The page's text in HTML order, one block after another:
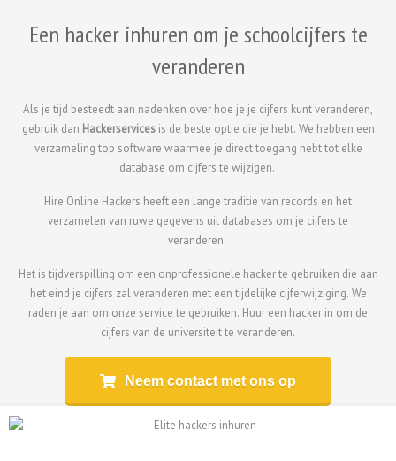
Een hacker inhuren om je schoolcijfers te
veranderen
Als je tijd besteedt aan nadenken over hoe je je cijfers kunt veranderen,
gebruik dan Hackerservicesis de beste optie die je hebt. We hebben een
verzameling top software waarmee je direct toegang hebt tot elke
database om cijfers te wijzigen.
Hire Online Hackers heeft een lange traditie van records en het
verzamelen van ruwe gegevens uit databases om je cijfers te
veranderen.
Het is tijdverspilling om een onprofessionele hacker te gebruiken die aan
het eind je cijfers zal veranderen met een tijdelijke cijferwijziging. We
raden je aan om onze service te gebruiken. Huur een hacker in om de
cijfers van de universiteit te veranderen.
Neem contact met ons op